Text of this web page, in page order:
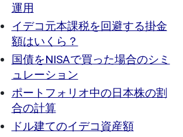
運用
イデコ元本課税を回避する掛金
額はいくら？
国債をNISAで買った場合のシミ
ュレーション
ポートフォリオ中の日本株の割
合の計算
ドル建てのイデコ資産額